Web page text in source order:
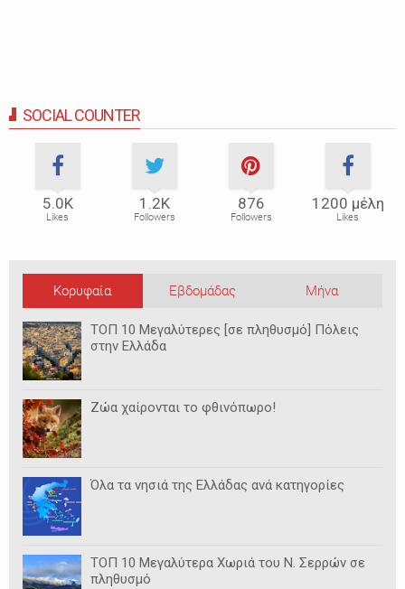
SOCIAL COUNTER
5.0Κ
Likes
1.2Κ
Followers
876
Followers
1200 μέλη
Likes
Κορυφαία Εβδομάδας Μήνα
ΤΟΠ 10 Μεγαλύτερες [σε πληθυσμό] Πόλεις
στην Ελλάδα
Ζώα χαίρονται το φθινόπωρο!
Όλα τα νησιά της Ελλάδας ανά κατηγορίες
ΤΟΠ 10 Μεγαλύτερα Χωριά του Ν. Σερρών σε
πληθυσμό